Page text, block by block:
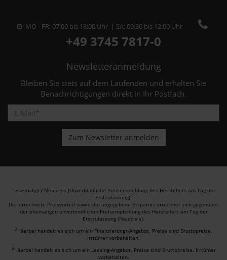
MO - FR: 07:00 bis 18:00 Uhr | SA: 09:30 bis 12:00 Uhr
+49 3745 7817-0
Newsletteranmeldung
Bleiben Sie stets auf dem Laufenden und erhalten Sie
Benachrichtigungen direkt in Ihr Postfach.
1 Ehemaliger Neupreis (Unverbindliche Preisempfehlung des Herstellers am Tag der
Erstzulassung).
Der errechnete Preisvorteil sowie die angegebene Ersparnis errechnet sich gegenüber
der ehemaligen unverbindlichen Preisempfehlung des Herstellers am Tag der
Erstzulassung (Neupreis).
2 Hierbei handelt es sich um ein Finanzierungs-Angebot. Preise sind Bruttopreise.
Irrtümer vorbehalten.
3 Hierbei handelt es sich um ein Leasing-Angebot. Preise sind Bruttopreise. Irrtümer
vorbehalten.